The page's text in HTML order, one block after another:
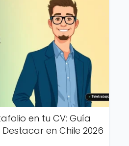
en tu CV: Guía
en Chile 2026